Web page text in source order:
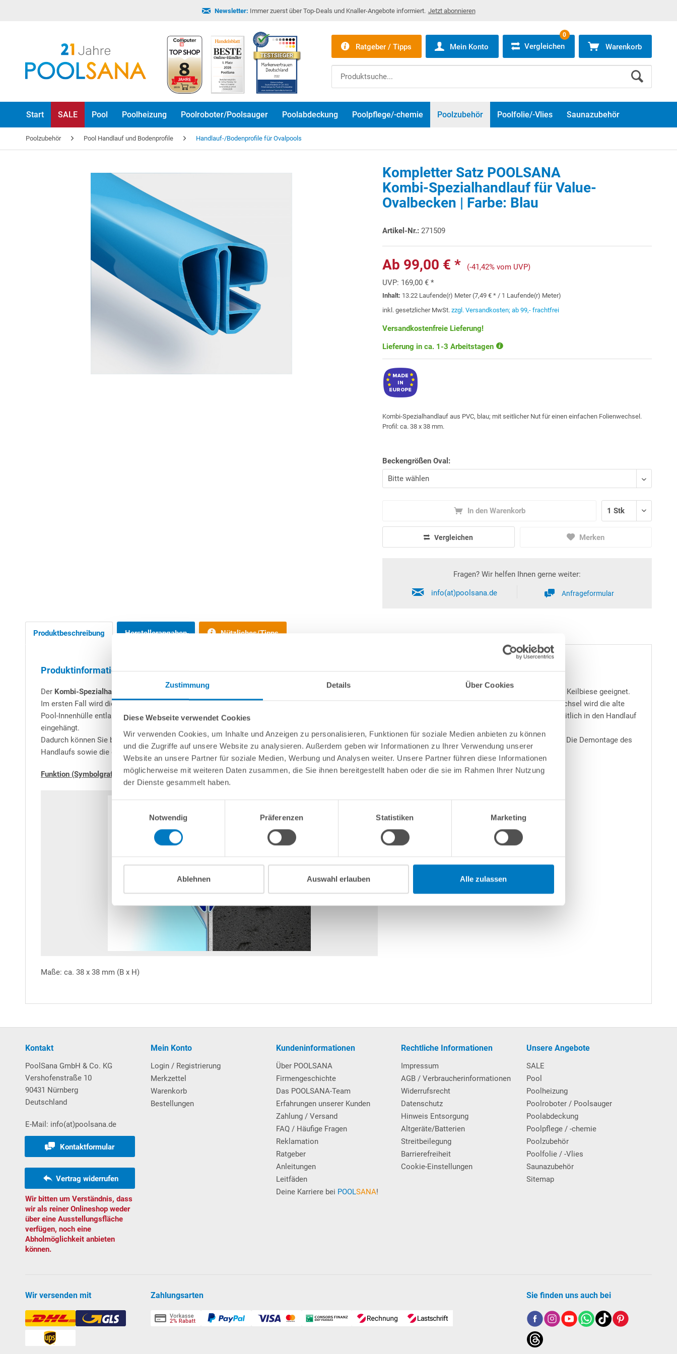
Zustimmung Details Über Cookies
Diese Webseite verwendet Cookies
Wir verwenden Cookies, um Inhalte und Anzeigen zu personalisieren, Funktionen für soziale Medien anbieten zu können
und die Zugriffe auf unsere Website zu analysieren. Außerdem geben wir Informationen zu Ihrer Verwendung unserer
Website an unsere Partner für soziale Medien, Werbung und Analysen weiter. Unsere Partner führen diese Informationen
möglicherweise mit weiteren Daten zusammen, die Sie ihnen bereitgestellt haben oder die sie im Rahmen Ihrer Nutzung
der Dienste gesammelt haben.
Notwendig
Präferenzen Statistiken Marketing
Ablehnen Auswahl erlauben Alle zulassen
Newsletter: Immer zuerst über Top-Deals und Knaller-Angebote informiert. Jetzt abonnieren
Ratgeber / Tipps Mein Konto Vergleichen
0
Warenkorb
Start SALE Pool Poolheizung Poolroboter/Poolsauger Poolabdeckung Poolpflege/-chemie Poolzubehör Poolfolie/-Vlies Saunazubehör
Poolzubehör Pool Handlauf und Bodenprofile Handlauf-/Bodenprofile für Ovalpools
Kompletter Satz POOLSANA
Kombi-Spezialhandlauf für Value-
Ovalbecken | Farbe: Blau
Artikel-Nr.: 271509
Ab 99,00 € *
(-41,42% vom UVP)
UVP: 169,00 € *
Inhalt: 13.22 Laufende(r) Meter (7,49 € * / 1 Laufende(r) Meter)
inkl. gesetzlicher MwSt.zzgl. Versandkosten; ab 99,- frachtfrei
Versandkostenfreie Lieferung!
Lieferung in ca. 1-3 Arbeitstagen
Kombi-Spezialhandlauf aus PVC, blau; mit seitlicher Nut für einen einfachen Folienwechsel.
Profil: ca. 38 x 38 mm.
Beckengrößen Oval:
In den Warenkorb
Vergleichen Merken
Fragen? Wir helfen Ihnen gerne weiter:
info(at)poolsana.de Anfrageformular
Produktbeschreibung Herstellerangaben Nützliches/Tipps
Produktinformationen "Kompletter Satz POOLSANA Kombi-Spezialhandlauf für Value-Ovalbecken | Farbe: Blau"
Der Kombi-Spezialhandlauf
verfügt seitlich über eine Nut für die Folienaufnahme und ist sowohl für Poolfolien mit Einhängebiese als auch für Poolfolien mit Keilbiese geeignet.
Im ersten Fall wird die an die Innenhülle angeschweißte Biese über die Stahlwand eingehängt und anschließend der Handlauf aufgesetzt. Bei einem Folienwechsel wird die alte
Pool-Innenhülle entlang des Handlaufs abgeschnitten und die neue Poolfolie, die wiederum über eine sogenannte Keilbiese verfügt, wird mithilfe der Biese seitlich in den Handlauf
eingehängt.
Dadurch können Sie bedenkenlos das Schwimmbecken komplett einbauen und die Beckenrandverkleidung so vornehmen, dass der Handlauf überdeckt wird. Die Demontage des
Handlaufs sowie die damit verbundene Gefahr, die Beckenrandverkleidung zu beschädigen, entfällt bei einem späteren Folienwechsel.
Funktion (Symbolgrafik)
Maße: ca. 38 x 38 mm (B x H)
Kontakt
PoolSana GmbH & Co. KG
Vershofenstraße 10
90431 Nürnberg
Deutschland
E-Mail: info(at)poolsana.de
Kontaktformular
Vertrag widerrufen
Wir bitten um Verständnis, dass
wir als reiner Onlineshop weder
über eine Ausstellungsfläche
verfügen, noch eine
Abholmöglichkeit anbieten
können.
Mein Konto
Login / Registrierung
Merkzettel
Warenkorb
Bestellungen
Kundeninformationen
Über POOLSANA
Firmengeschichte
Das POOLSANA-Team
Erfahrungen unserer Kunden
Zahlung / Versand
FAQ / Häufige Fragen
Reklamation
Ratgeber
Anleitungen
Leitfäden
Deine Karriere bei POOLSANA!
Rechtliche Informationen
Impressum
AGB / Verbraucherinformationen
Widerrufsrecht
Datenschutz
Hinweis Entsorgung
Altgeräte/Batterien
Streitbeilegung
Barrierefreiheit
Cookie-Einstellungen
Unsere Angebote
SALE
Pool
Poolheizung
Poolroboter / Poolsauger
Poolabdeckung
Poolpflege / -chemie
Poolzubehör
Poolfolie / -Vlies
Saunazubehör
Sitemap
Wir versenden mit Zahlungsarten Sie finden uns auch bei